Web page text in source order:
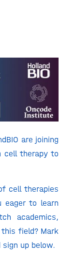
are joining
cell therapy to
cell therapies
eager to learn
academics,
field? Mark
sign up below.